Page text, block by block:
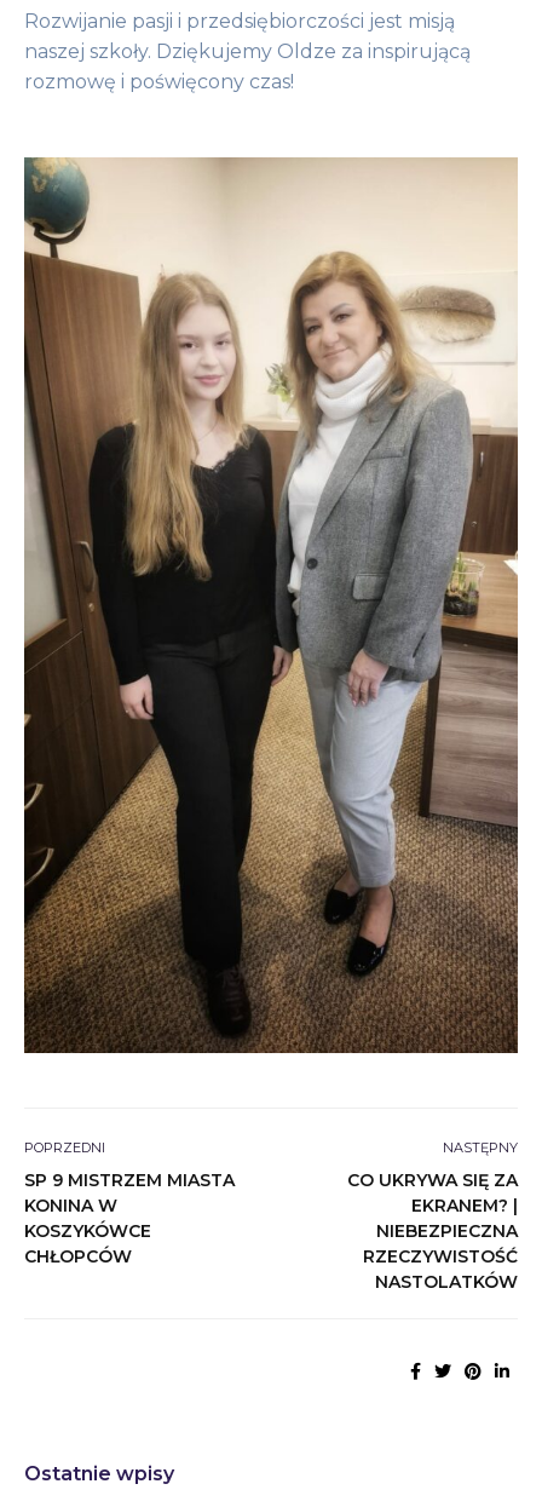
Rozwijanie pasji i przedsiębiorczości jest misją
naszej szkoły. Dziękujemy Oldze za inspirującą
rozmowę i poświęcony czas!
POPRZEDNI
SP 9 MISTRZEM MIASTA
KONINA W
KOSZYKÓWCE
CHŁOPCÓW
NASTĘPNY
CO UKRYWA SIĘ ZA
EKRANEM? |
NIEBEZPIECZNA
RZECZYWISTOŚĆ
NASTOLATKÓW
Ostatnie wpisy